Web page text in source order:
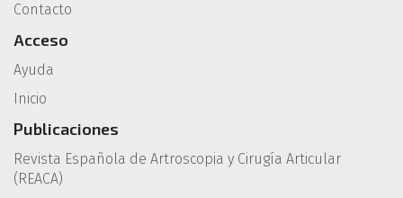
Contacto
Acceso
Ayuda
Inicio
Publicaciones
Revista Española de Artroscopia y Cirugía Articular
(REACA)